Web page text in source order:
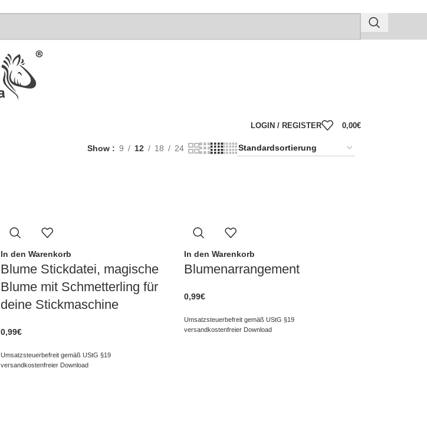
LOGIN / REGISTER 0,00€
Show 9 12 18 24
In den Warenkorb
Blume Stickdatei, magische
Blume mit Schmetterling für
deine Stickmaschine
0,99€
Umsatzsteuerbefreit gemäß UStG §19
versandkostenfreier Download
In den Warenkorb
Blumenarrangement
0,99€
Umsatzsteuerbefreit gemäß UStG §19
versandkostenfreier Download